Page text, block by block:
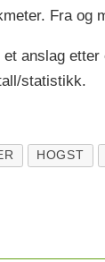
Fra og
anslag
statistikk.
HOGST